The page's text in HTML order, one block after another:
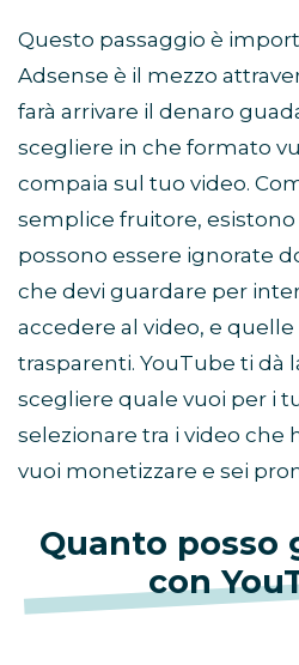
Questo passaggio è
Adsense è il mezzo
farà arrivare il denaro
scegliere in che formato
compaia sul tuo video.
semplice fruitore,
possono essere ignorate
che devi guardare per
accedere al video, e
trasparenti. YouTube ti dà
scegliere quale vuoi per i
selezionare tra i video che
vuoi monetizzare e sei
Quanto posso
con